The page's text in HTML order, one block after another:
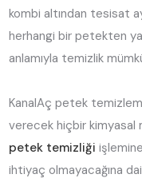
kombi altından tesisat
herhangi bir petekten
anlamıyla temizlik
KanalAç petek
verecek hiçbir kimyasal
petek temizliği
ihtiyaç olmayacağına